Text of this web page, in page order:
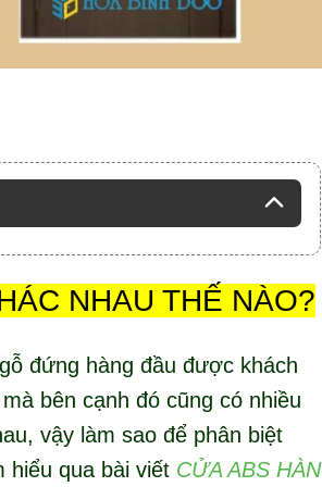
NHAU THẾ NÀO?
đứng hàng đầu được khách
bên cạnh đó cũng có nhiều
vậy làm sao để phân biệt
qua bài viết CỬA ABS HÀN